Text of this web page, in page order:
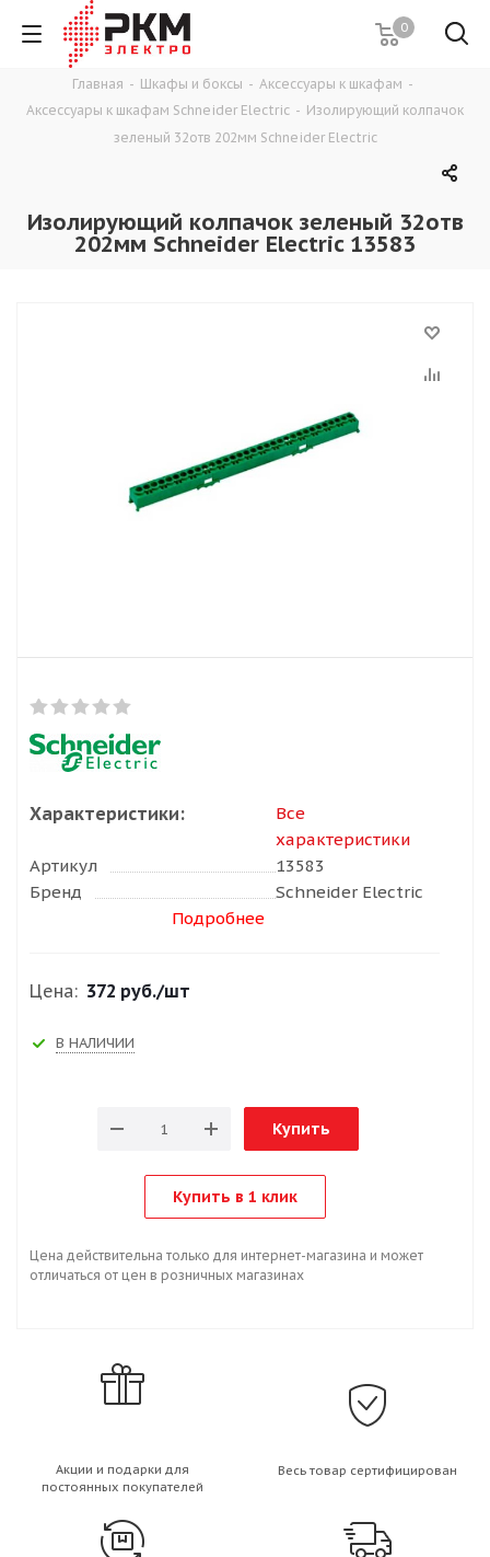
0
Главная - Шкафы и боксы - Аксессуары к шкафам -
Аксессуары к шкафам Schneider Electric - Изолирующий колпачок
зеленый 32отв 202мм Schneider Electric
Изолирующий колпачок зеленый 32отв
202мм Schneider Electric 13583
Характеристики:
Все
характеристики
Артикул
13583
Бренд
Schneider Electric
Подробнее
Цена: 372 руб./шт
В НАЛИЧИИ
Купить
Купить в 1 клик
Цена действительна только для интернет-магазина и может
отличаться от цен в розничных магазинах
Акции и подарки для
постоянных покупателей
Весь товар сертифицирован